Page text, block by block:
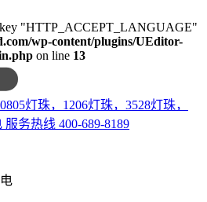
key "HTTP_ACCEPT_LANGUAGE"
wp-content/plugins/UEditor-
on line 13
？